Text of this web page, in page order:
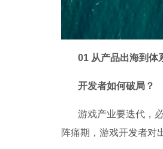
01 从产品出海到体
开发者如何破局？
游戏产业要迭代，
阵痛期，游戏开发者对